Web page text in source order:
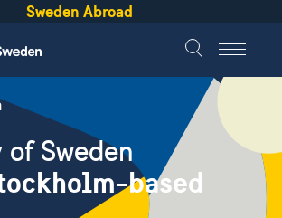
Sweden Abroad
of Sweden
based